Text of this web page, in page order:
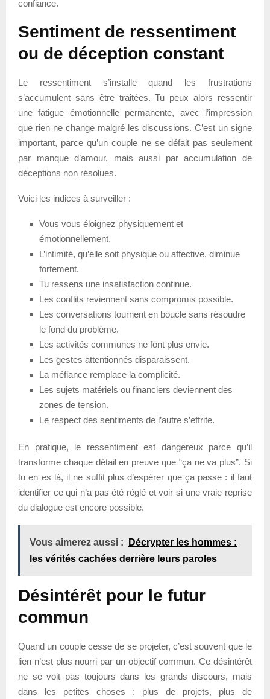
confiance.
Sentiment de ressentiment
ou de déception constant
Le ressentiment s’installe quand les frustrations
s’accumulent sans être traitées. Tu peux alors ressentir
une fatigue émotionnelle permanente, avec l’impression
que rien ne change malgré les discussions. C’est un signe
important, parce qu’un couple ne se défait pas seulement
par manque d’amour, mais aussi par accumulation de
déceptions non résolues.
Voici les indices à surveiller :
Vous vous éloignez physiquement et
émotionnellement.
L’intimité, qu’elle soit physique ou affective, diminue
fortement.
Tu ressens une insatisfaction continue.
Les conflits reviennent sans compromis possible.
Les conversations tournent en boucle sans résoudre
le fond du problème.
Les activités communes ne font plus envie.
Les gestes attentionnés disparaissent.
La méfiance remplace la complicité.
Les sujets matériels ou financiers deviennent des
zones de tension.
Le respect des sentiments de l’autre s’effrite.
En pratique, le ressentiment est dangereux parce qu’il
transforme chaque détail en preuve que “ça ne va plus”. Si
tu en es là, il ne suffit plus d’espérer que ça passe : il faut
identifier ce qui n’a pas été réglé et voir si une vraie reprise
du dialogue est encore possible.
Vous aimerez aussi :
Décrypter les hommes :
les vérités cachées derrière leurs paroles
Désintérêt pour le futur
commun
Quand un couple cesse de se projeter, c’est souvent que le
lien n’est plus nourri par un objectif commun. Ce désintérêt
ne se voit pas toujours dans les grands discours, mais
dans les petites choses : plus de projets, plus de